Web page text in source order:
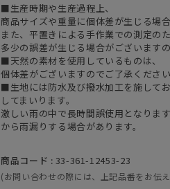
■生産時期や生産過程上、
商品サイズや重量に個体差が生じる場合
また、平置きによる手作業での測定のた
多少の誤差が生じる場合がございます
■天然の素材を使用しているものは、
個体差がございますのでご了承ください
■生地には防水及び撥水加工を施して
してまいります。
激しい雨の中で長時間誤使用となりま
から雨漏りする場合があります。
商品コード : 33-361-12453-23
(お問い合わせの際には、上記品番をお伝